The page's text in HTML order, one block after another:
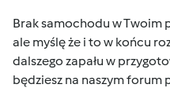
Brak samochodu w Twoim
ale myślę że i to w końcu
dalszego zapału w
będziesz na naszym forum